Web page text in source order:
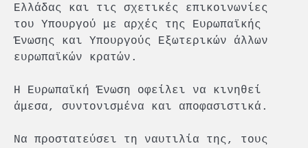
Ελλάδας και τις σχετικές επικοινωνίες
του Υπουργού με αρχές της Ευρωπαϊκής
Ένωσης και Υπουργούς Εξωτερικών άλλων
ευρωπαϊκών κρατών.
Η Ευρωπαϊκή Ένωση οφείλει να κινηθεί
άμεσα, συντονισμένα και αποφασιστικά.
Να προστατεύσει τη ναυτιλία της, τους